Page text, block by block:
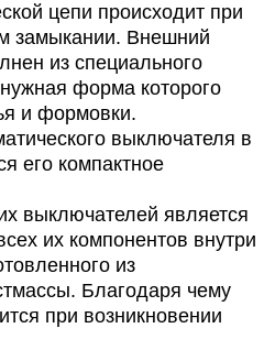
цепи происходит при
замыкании. Внешний
из специального
форма которого
и формовки.
выключателя в
его компактное
выключателей является
их компонентов внутри
из
Благодаря чему
при возникновении